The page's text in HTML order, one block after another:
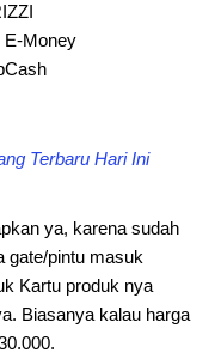
E-Money
Terbaru Hari Ini
ya, karena sudah
gate/pintu masuk
Kartu produk nya
Biasanya kalau harga